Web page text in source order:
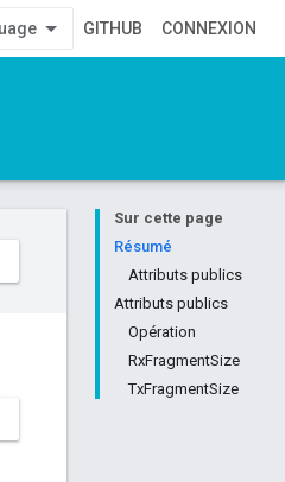
GITHUB CONNEXION
Sur cette page
Résumé
Attributs publics
Attributs publics
Opération
RxFragmentSize
TxFragmentSize